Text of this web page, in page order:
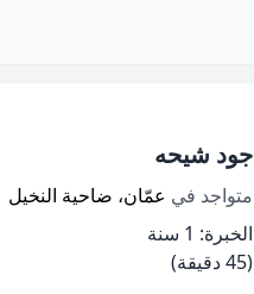
جود شيحه
متواجد في عمّان، ضاحية النخيل
الخبرة: 1 سنة
(45 دقيقة)